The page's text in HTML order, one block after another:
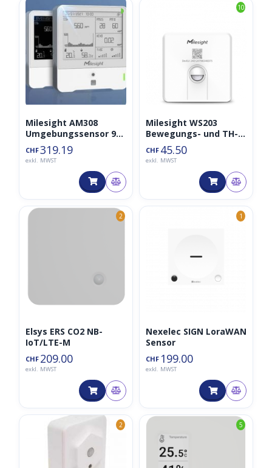
◑
Milesight AM308
Umgebungssensor 9-
in-1 LoraWAN
CHF319.19
exkl. MWST
10
Milesight WS203
Bewegungs- und TH-
Sensor
CHF 45.50
exkl. MWST
2
Elsys ERS CO2 NB-
IoT/LTE-M
CHF 209.00
exkl. MWST
1
Nexelec SIGN LoraWAN
Sensor
CHF 199.00
exkl. MWST
2 5